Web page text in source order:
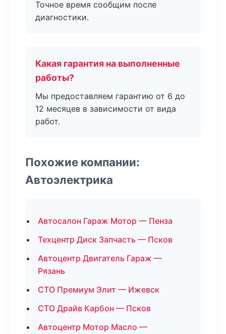
Точное время сообщим после
диагностики.
Какая гарантия на выполненные
работы?
Мы предоставляем гарантию от 6 до
12 месяцев в зависимости от вида
работ.
Похожие компании:
Автоэлектрика
Автосалон Гараж Мотор — Пенза
Техцентр Диск Запчасть — Псков
Автоцентр Двигатель Гараж —
Рязань
СТО Премиум Элит — Ижевск
СТО Драйв Карбон — Псков
Автоцентр Мотор Масло —